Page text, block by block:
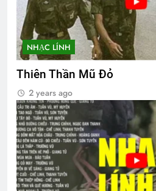
NHẠC LÍNH
Thiên Thần Mũ Đỏ
2 years ago